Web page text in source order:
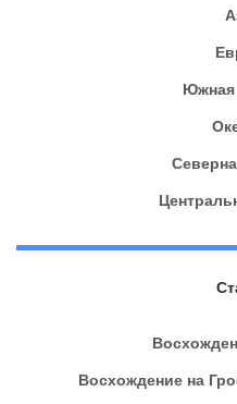
Южная
Восхождение на